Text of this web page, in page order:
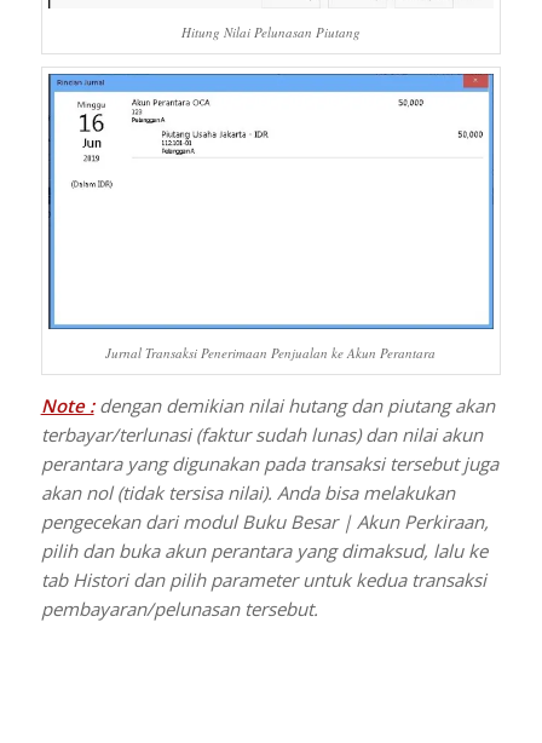
Hitung Nilai Pelunasan Piutang
Jurnal Transaksi Penerimaan Penjualan ke Akun Perantara
Note :dengan demikian nilai hutang dan piutang akan
terbayar/terlunasi (faktur sudah lunas) dan nilai akun
perantara yang digunakan pada transaksi tersebut juga
akan nol (tidak tersisa nilai). Anda bisa melakukan
pengecekan dari modul Buku Besar | Akun Perkiraan,
pilih dan buka akun perantara yang dimaksud, lalu ke
tab Histori dan pilih parameter untuk kedua transaksi
pembayaran/pelunasan tersebut.